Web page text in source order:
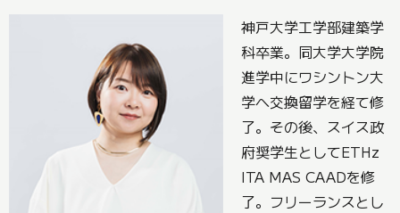
神戸大学工学部建築学
科卒業。同大学大学院
進学中にワシントン大
学へ交換留学を経て修
了。その後、スイス政
府奨学生としてETHz
ITA MAS CAADを修
了。フリーランスとし